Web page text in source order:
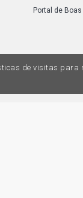
Portal de
de visitas para